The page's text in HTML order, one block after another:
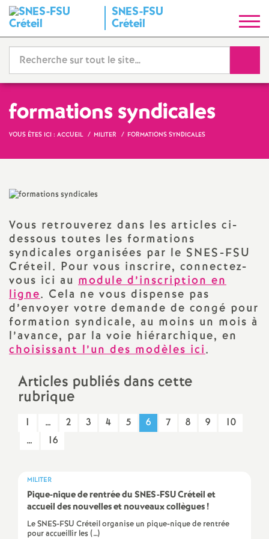
SNES-FSU
Créteil
y
n
d
i
t
N
a
t
i
d
formations syndicales
VOUS ÊTES ICI : ACCUEIL MILITER FORMATIONS SYNDICALES
Vous retrouverez dans les articles ci-
dessous toutes les formations
syndicales organisées par le SNES-FSU
Créteil. Pour vous inscrire, connectez-
vous ici au module d’inscription en
ligne. Cela ne vous dispense pas
d’envoyer votre demande de congé pour
formation syndicale, au moins un mois à
l’avance, par la voie hiérarchique, en
choisissant l’un des modèles ici.
Articles publiés dans cette
rubrique
1 … 2 3 4 5 6 7 8 9
10
…
16
MILITER
Pique-nique de rentrée duSNES-FSUCréteil et
accueil des nouvelles et nouveaux collègues!
Le SNES-FSU Créteil organise un pique-nique de rentrée
pour accueillir les (…)